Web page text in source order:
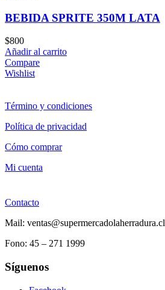
BEBIDA SPRITE 350M LATA
$800
Añadir al carrito
Compare
Wishlist
Término y condiciones
Política de privacidad
Cómo comprar
Mi cuenta
Contacto
Mail: ventas@supermercadolaherradura.cl
Fono: 45 – 271 1999
Síguenos